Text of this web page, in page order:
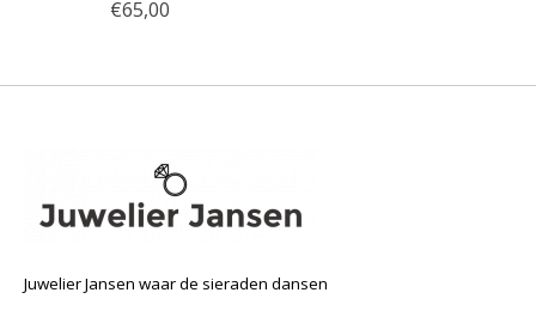
€65,00
Juwelier Jansen waar de sieraden dansen